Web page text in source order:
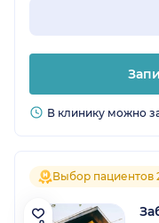
В клинику можно
Выбор пациентов